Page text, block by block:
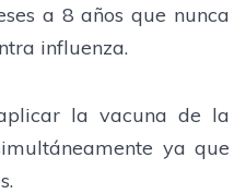
a 8 años que nunca
influenza.
la vacuna de la
ya que